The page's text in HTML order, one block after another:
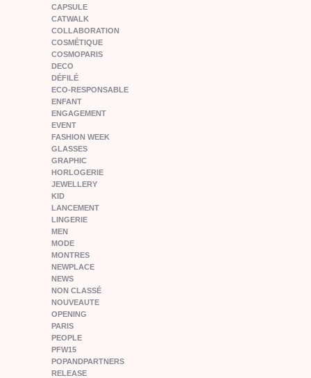
CAPSULE
CATWALK
COLLABORATION
COSMÉTIQUE
COSMOPARIS
DECO
DÉFILÉ
ECO-RESPONSABLE
ENFANT
ENGAGEMENT
EVENT
FASHION WEEK
GLASSES
GRAPHIC
HORLOGERIE
JEWELLERY
KID
LANCEMENT
LINGERIE
MEN
MODE
MONTRES
NEWPLACE
NEWS
NON CLASSÉ
NOUVEAUTE
OPENING
PARIS
PEOPLE
PFW15
POPANDPARTNERS
RELEASE